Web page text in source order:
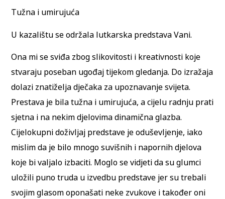
Tužna i umirujuća
U kazalištu se održala lutkarska predstava Vani.
Ona mi se sviđa zbog slikovitosti i kreativnosti koje
stvaraju poseban ugođaj tijekom gledanja. Do izražaja
dolazi znatiželja dječaka za upoznavanje svijeta.
Prestava je bila tužna i umirujuća, a cijelu radnju prati
sjetna i na nekim djelovima dinamična glazba.
Cijelokupni doživljaj predstave je oduševljenje, iako
mislim da je bilo mnogo suvišnih i napornih djelova
koje bi valjalo izbaciti. Moglo se vidjeti da su glumci
uložili puno truda u izvedbu predstave jer su trebali
svojim glasom oponašati neke zvukove i također oni